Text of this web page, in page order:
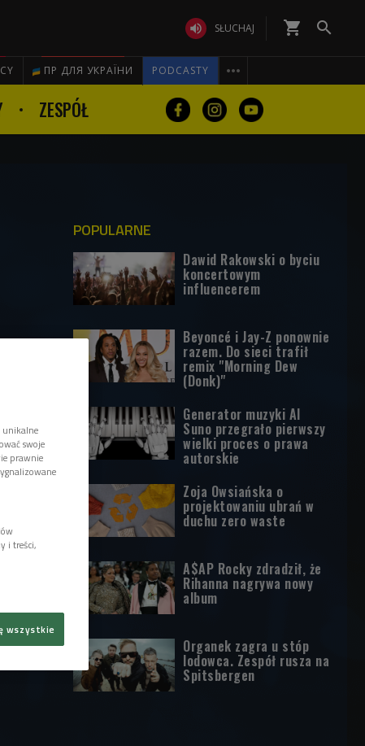
 SŁUCHAJ shopping_cart 
ПР ДЛЯ УКРАЇНИ PODCASTY 
ZESPÓŁ
POPULARNE
Dawid Rakowski o byciu
koncertowym
influencerem
Beyoncé i Jay-Z ponownie
razem. Do sieci trafił
remix "Morning Dew
(Donk)"
Generator muzyki AI
Suno przegrało pierwszy
wielki proces o prawa
autorskie
Zoja Owsiańska o
projektowaniu ubrań w
duchu zero waste
A$AP Rocky zdradził, że
Rihanna nagrywa nowy
album
Organek zagra u stóp
lodowca. Zespół rusza na
Spitsbergen
unikalne
swoje
prawnie
i treści,
wszystkie